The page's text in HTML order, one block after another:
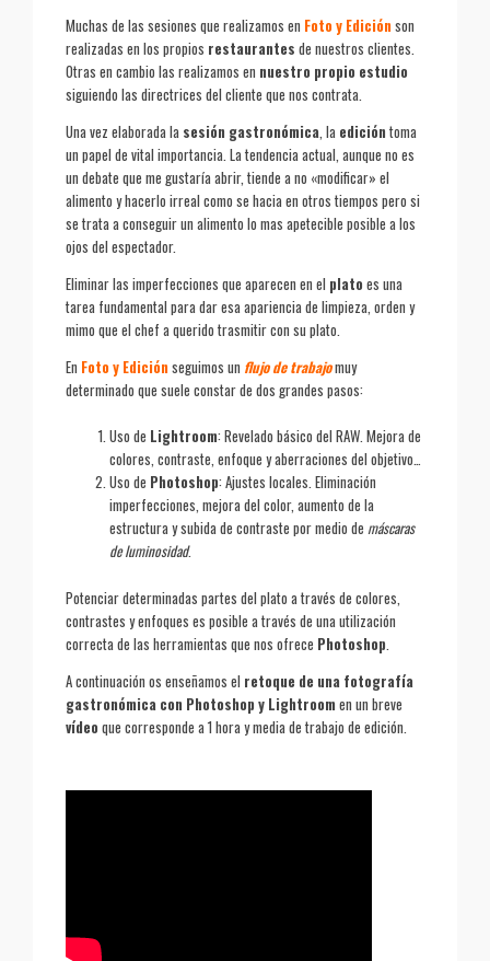
Muchas de las sesiones que realizamos en Foto y Ediciónson
realizadas en los propios restaurantes de nuestros clientes.
Otras en cambio las realizamos en nuestro propio estudio
siguiendo las directrices del cliente que nos contrata.
Una vez elaborada la sesión gastronómica , la edición toma
un papel de vital importancia. La tendencia actual, aunque no es
un debate que me gustaría abrir, tiende a no «modificar» el
alimento y hacerlo irreal como se hacia en otros tiempos pero si
se trata a conseguir un alimento lo mas apetecible posible a los
ojos del espectador.
Eliminar las imperfecciones que aparecen en el plato es una
tarea fundamental para dar esa apariencia de limpieza, orden y
mimo que el chef a querido trasmitir con su plato.
En Foto y Ediciónseguimos un flujo de trabajomuy
determinado que suele constar de dos grandes pasos:
Uso de Lightroom: Revelado básico del RAW. Mejora de
colores, contraste, enfoque y aberraciones del objetivo…
Uso de Photoshop: Ajustes locales. Eliminación
imperfecciones, mejora del color, aumento de la
estructura y subida de contraste por medio de máscaras
de luminosidad.
Potenciar determinadas partes del plato a través de colores,
contrastes y enfoques es posible a través de una utilización
correcta de las herramientas que nos ofrece Photoshop
A continuación os enseñamos el retoque de una fotografía
gastronómica con Photoshop y Lightroom en un breve
vídeo que corresponde a 1 hora y media de trabajo de edición.